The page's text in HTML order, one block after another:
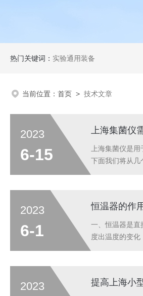
热门关键词： 实验通用装备
当前位置： 首页 > 技术文章
2023
6-15
上海集菌仪
上海集菌仪是
下面我们将从几
2023
6-1
恒温器的作
一、恒温器是直
度出温度的变
2023 提高上海小